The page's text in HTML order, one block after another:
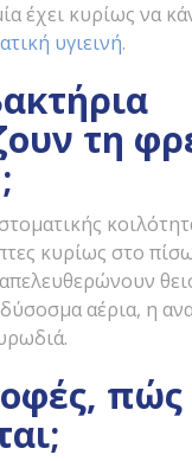
έχει κυρίως να
υγιεινή.
τη
κυρίως στο
αέρια, η
πώς